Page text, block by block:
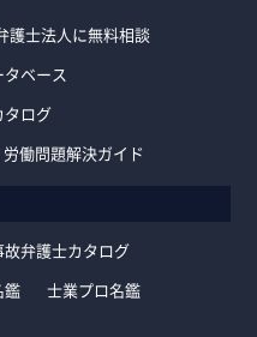
護士法人に無料相談
タベース
タログ
労働問題解決ガイド
故弁護士カタログ
鑑 士業プロ名鑑